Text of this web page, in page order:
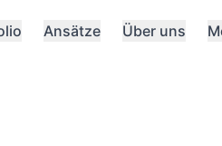
Ansätze Über uns